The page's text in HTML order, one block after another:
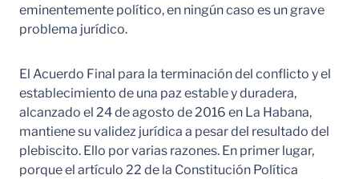
eminentemente político, en ningún caso es un grave
problema jurídico.
El Acuerdo Final para la terminación del conflicto y el
establecimiento de una paz estable y duradera,
alcanzado el 24 de agosto de 2016 en La Habana,
mantiene su validez jurídica a pesar del resultado del
plebiscito. Ello por varias razones. En primer lugar,
porque el artículo 22 de la Constitución Política